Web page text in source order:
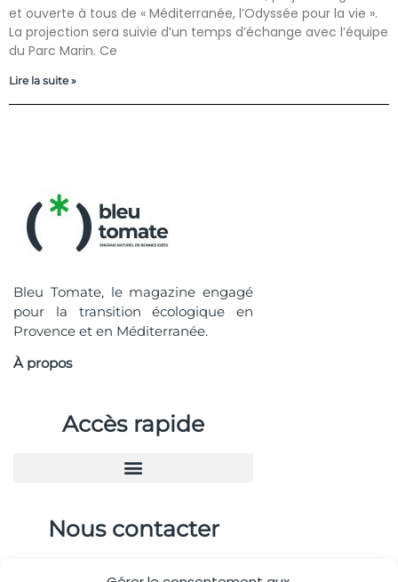
et ouverte à tous de « Méditerranée, l’Odyssée pour la vie ».
La projection sera suivie d’un temps d’échange avec l’équipe
du Parc Marin. Ce
Lire la suite »
Bleu Tomate, le magazine engagé
pour la transition écologique en
Provence et en Méditerranée.
À propos
Accès rapide
Nous contacter